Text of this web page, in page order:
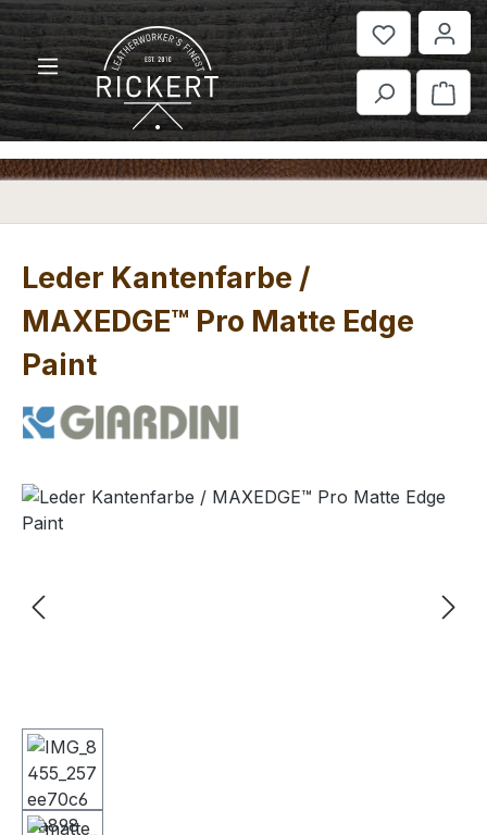
Zum Hauptinhalt springen
Leder Kantenfarbe /
MAXEDGE™ Pro Matte Edge
Paint
Bildergalerie überspringen